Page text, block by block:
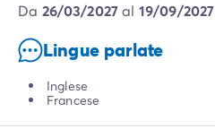
da 26/03/2027al 19/09/2027
Lingue parlate
Inglese
Francese